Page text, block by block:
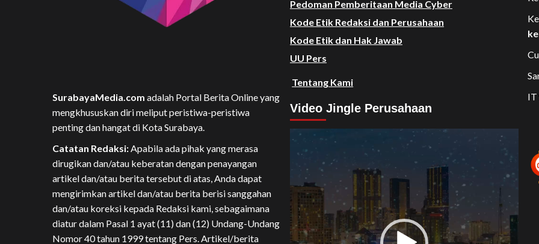
SurabayaMedia.com adalah Portal Berita Online yang
mengkhususkan diri meliput peristiwa-peristiwa
penting dan hangat di Kota Surabaya.
Catatan Redaksi:Apabila ada pihak yang merasa
dirugikan dan/atau keberatan dengan penayangan
artikel dan/atau berita tersebut di atas, Anda dapat
mengirimkan artikel dan/atau berita berisi sanggahan
dan/atau koreksi kepada Redaksi kami, sebagaimana
diatur dalam Pasal 1 ayat (11) dan (12) Undang-Undang
Nomor 40 tahun 1999 tentang Pers. Artikel/berita
Pedoman Pemberitaan Media Cyber
Kode Etik Redaksi dan Perusahaan
Kode Etik dan Hak Jawab
UU Pers
Tentang Kami
Video Jingle Perusahaan
Video
Player
IT